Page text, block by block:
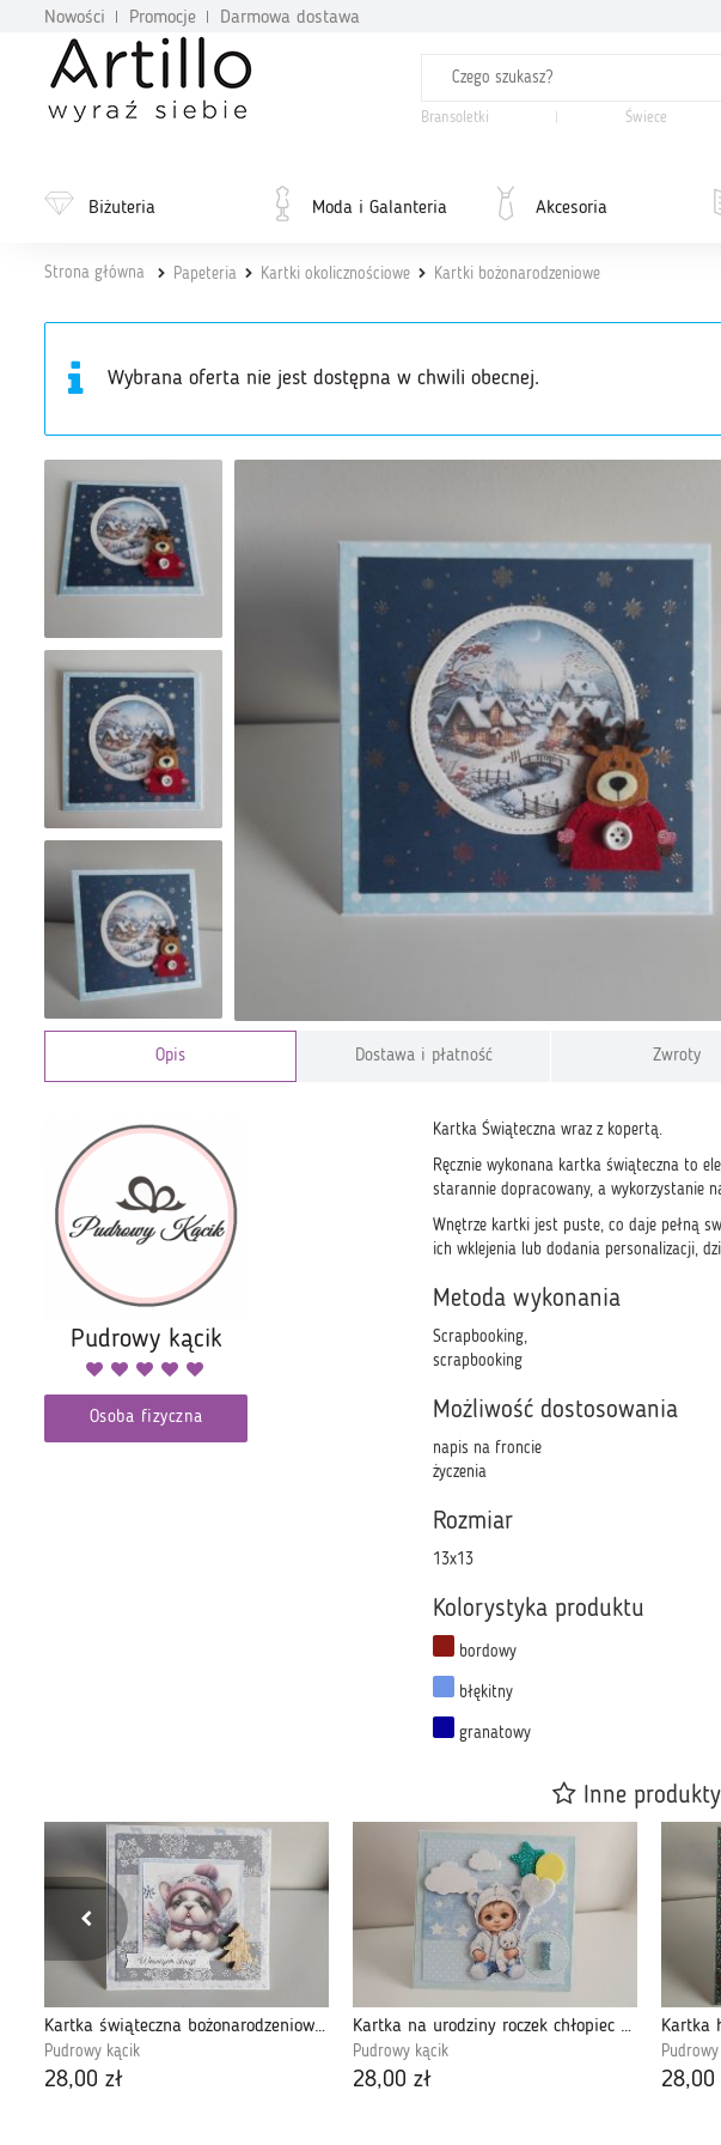
Nowości Promocje Darmowa dostawa
Bransoletki Świece
Biżuteria Moda i Galanteria Akcesoria
Strona główna Papeteria Kartki okolicznościowe Kartki bożonarodzeniowe
Wybrana oferta nie jest dostępna w chwili obecnej.
Opis Dostawa i płatność Zwroty
Kartka Świąteczna wraz z kopertą.
Ręcznie wykonana kartka świąteczna to
starannie dopracowany, a wykorzystanie
Wnętrze kartki jest puste, co daje pełną
ich wklejenia lub dodania personalizacji,
Metoda wykonania
Scrapbooking,
scrapbooking
Możliwość dostosowania
napis na froncie
życzenia
Rozmiar
13x13
Kolorystyka produktu
bordowy
błękitny
granatowy
Pudrowy kącik
Osoba fizyczna
Inne
Kartka świąteczna bożonarodzeniowa mops 2
Pudrowy kącik
28,00 zł
Kartka na urodziny roczek chłopiec z balonami
Pudrowy kącik
28,00 zł 28,00